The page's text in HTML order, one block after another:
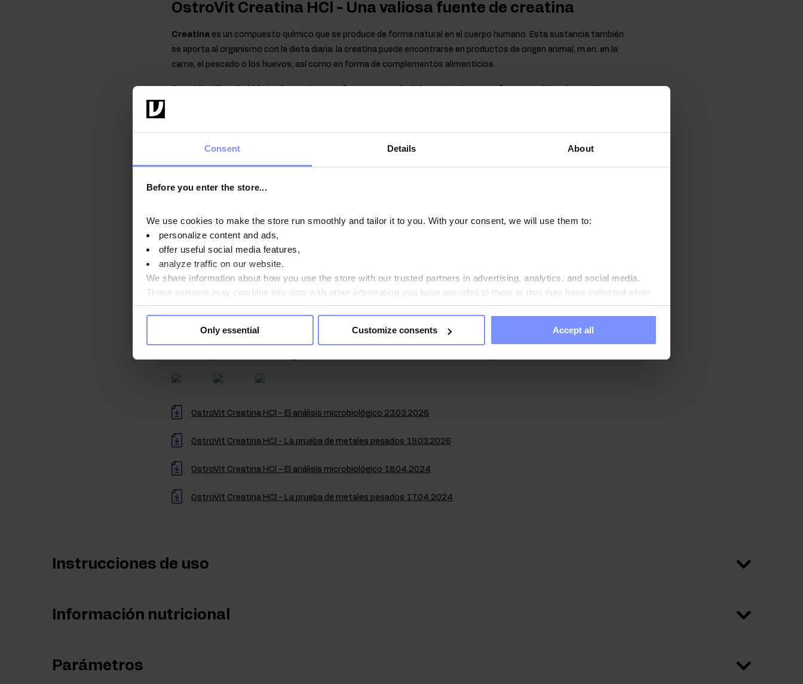
Consent Details About
Before you enter the store...
We use cookies to make the store run smoothly and tailor it to you. With your consent, we will use them to:
personalize content and ads,
offer useful social media features,
analyze traffic on our website.
We share information about how you use the store with our trusted partners in advertising, analytics, and social media.
These partners may combine this data with other information you have provided to them or that they have collected when
you use their services. Do you agree?
Only essential Customize consents Accept all
OstroVit Creatina HCl - Una valiosa fuente de creatina
Creatina es un compuesto químico que se produce de forma natural en el cuerpo humano. Esta sustancia también
se aporta al organismo con la dieta diaria: la creatina puede encontrarse en productos de origen animal, m.en. en la
carne, el pescado o los huevos, así como en forma de complementos alimenticios.
que es una opción popular para los atletas como forma del valioso ingrediente.
El producto tiene fuertes propiedades higroscópicas (absorbe fuertemente la humedad). La formación
de grumos o una consistencia homogénea (sólida) no es indicio de pérdida de propiedades del
producto. En este caso, el producto debe molerse de nuevo.
La calidad confirmada por el laboratorio
OstroVit Creatina HCl - El análisis microbiológico 23.03.2026
OstroVit Creatina HCl - La prueba de metales pesados 19.03.2026
OstroVit Creatina HCl - El análisis microbiológico 18.04.2024
OstroVit Creatina HCl - La prueba de metales pesados 17.04.2024
Instrucciones de uso
Información nutricional
Parámetros